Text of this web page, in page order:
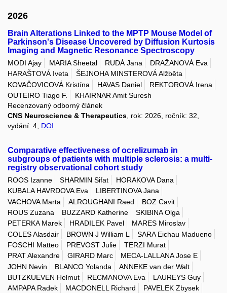
2026
Brain Alterations Linked to the MPTP Mouse Model of
Parkinson's Disease Uncovered by Diffusion Kurtosis
Imaging and Magnetic Resonance Spectroscopy
MODI Ajay MARIA Sheetal RUDÁ Jana
DRAŽANOVÁ Eva
HARAŠTOVÁ Iveta
ŠEJNOHA MINSTEROVÁ Alžběta
KOVAČOVICOVÁ Kristína
HAVAS Daniel
REKTOROVÁ Irena
OUTEIRO Tiago F.
KHAIRNAR Amit Suresh
Recenzovaný odborný článek
CNS Neuroscience & Therapeutics , rok: 2026, ročník: 32,
vydání: 4, DOI
Comparative effectiveness of ocrelizumab in
subgroups of patients with multiple sclerosis: a multi-
registry observational cohort study
ROOS Izanne SHARMIN Sifat
HORAKOVA Dana
KUBALA HAVRDOVA Eva
LIBERTINOVA Jana
VACHOVA Marta
ALROUGHANI Raed
BOZ Cavit
ROUS Zuzana
BUZZARD Katherine
SKIBINA Olga
PETERKA Marek
HRADILEK Pavel
MARES Miroslav
COLES Alasdair
BROWN J William L
SARA Eichau Madueno
FOSCHI Matteo
PREVOST Julie
TERZI Murat
PRAT Alexandre
GIRARD Marc
MECA-LALLANA Jose E
JOHN Nevin
BLANCO Yolanda
ANNEKE van der Walt
BUTZKUEVEN Helmut
RECMANOVA Eva
LAUREYS Guy
AMPAPA Radek
MACDONELL Richard
PAVELEK Zbysek